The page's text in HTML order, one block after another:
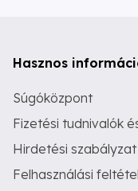
Hasznos
Súgóközpont
Fizetési tudnivalók
Hirdetési szabályzat
Felhasználási